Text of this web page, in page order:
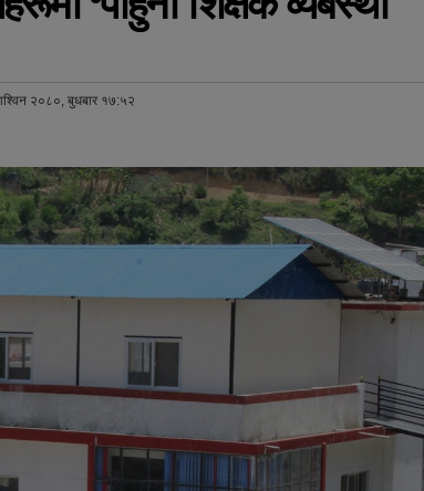
२०८०, बुधबार १७:५२